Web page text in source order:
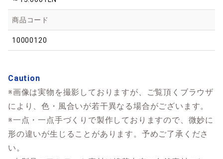
商品コード
10000120
Caution
※画像は実物を撮影しておりますが、ご覧頂くブラウザ
により、色・風合いが若干異なる場合がございます。
※一点・一点手づくりで製作しておりますので、微妙に
形の違いが生じることがあります。予めご了承くださ
い。